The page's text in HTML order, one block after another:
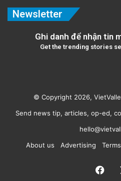
Newsletter
Ghi danh để nhận tin
Get the trending stories
© Copyright 2026,
Send news tip, articles, op-ed,
About us
Advertising